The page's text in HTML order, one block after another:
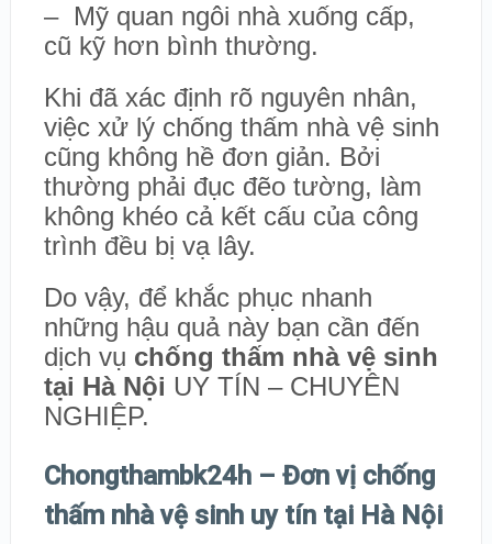
– Mỹ quan ngôi nhà xuống cấp,
cũ kỹ hơn bình thường.
Khi đã xác định rõ nguyên nhân,
việc xử lý chống thấm nhà vệ sinh
cũng không hề đơn giản. Bởi
thường phải đục đẽo tường, làm
không khéo cả kết cấu của công
trình đều bị vạ lây.
Do vậy, để khắc phục nhanh
những hậu quả này bạn cần đến
dịch vụ chống thấm nhà vệ sinh
tại Hà Nội UY TÍN – CHUYÊN
NGHIỆP.
Chongthambk24h – Đơn vị chống
thấm nhà vệ sinh uy tín tại Hà Nội